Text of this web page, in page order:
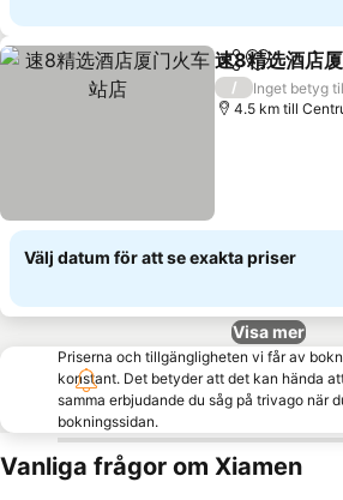
Dela Lägg till i
速8精选酒店
/
Inget betyg
4.5 km till
Välj datum för att se exakta priser
Visa mer
Priserna och tillgängligheten vi får av
konstant. Det betyder att det kan hända
samma erbjudande du såg på trivago när
bokningssidan.
Vanliga frågor om Xiamen